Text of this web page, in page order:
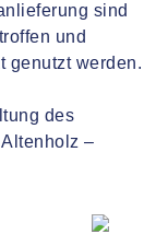
sind
und
genutzt werden.